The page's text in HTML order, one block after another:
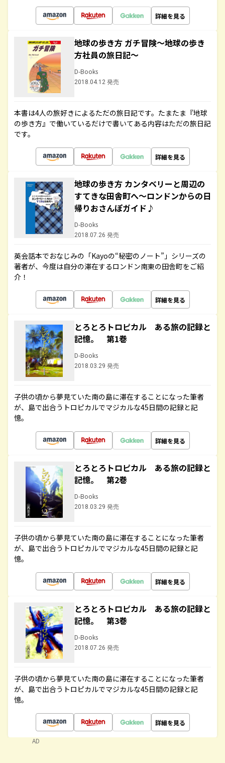
詳細を見る
地球の歩き方 ガチ冒険～地球の歩き
方社員の旅日記～
D-Books
2018.04.12 発売
本書は4人の旅好きによるただの旅日記です。たまたま『地球
の歩き方』で働いているだけで書いてある内容はただの旅日記
です。
詳細を見る
地球の歩き方 カンタベリーと周辺の
すてきな田舎町へ～ロンドンからの日
帰りおさんぽガイド♪
D-Books
2018.07.26 発売
英会話本でおなじみの「Kayoの“秘密のノート”」シリーズの
著者が、今度は自分の滞在するロンドン南東の田舎町をご紹
介！
詳細を見る
とろとろトロピカル ある旅の記録と
記憶。 第1巻
D-Books
2018.03.29 発売
子供の頃から夢見ていた南の島に滞在することになった筆者
が、島で出合うトロピカルでマジカルな45日間の記録と記
憶。
詳細を見る
とろとろトロピカル ある旅の記録と
記憶。 第2巻
D-Books
2018.03.29 発売
子供の頃から夢見ていた南の島に滞在することになった筆者
が、島で出合うトロピカルでマジカルな45日間の記録と記
憶。
詳細を見る
とろとろトロピカル ある旅の記録と
記憶。 第3巻
D-Books
2018.07.26 発売
子供の頃から夢見ていた南の島に滞在することになった筆者
が、島で出合うトロピカルでマジカルな45日間の記録と記
憶。
詳細を見る
AD